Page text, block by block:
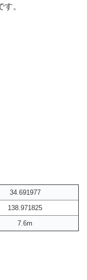
。
34.691977
138.971825
7.6m